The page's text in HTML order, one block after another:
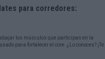
para corredores:
los músculos que participan en la
para fortalecer el core. ¿Lo conoces? ¡Te